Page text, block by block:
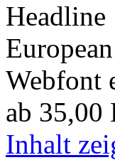
Headline
Webfont
ab 35,00
Inhalt